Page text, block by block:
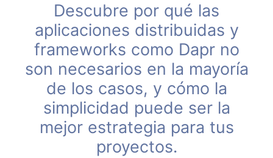
Descubre por qué las
aplicaciones distribuidas y
frameworks como Dapr no
son necesarios en la mayoría
de los casos, y cómo la
simplicidad puede ser la
mejor estrategia para tus
proyectos.